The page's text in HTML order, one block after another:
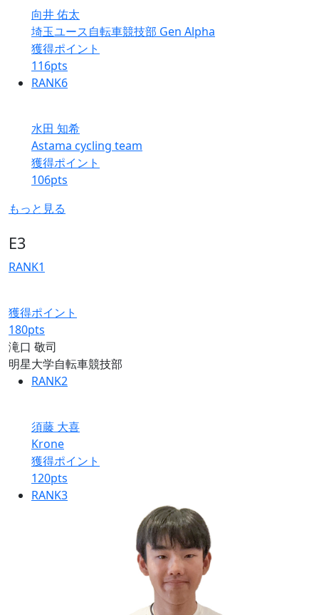
向井 佑太
埼玉ユース自転車競技部 Gen Alpha
獲得ポイント
116pts
RANK6
水田 知希
Astama cycling team
獲得ポイント
106pts
もっと見る
E3
RANK1
獲得ポイント
180pts
滝口 敬司
明星大学自転車競技部
RANK2
須藤 大喜
Krone
獲得ポイント
120pts
RANK3